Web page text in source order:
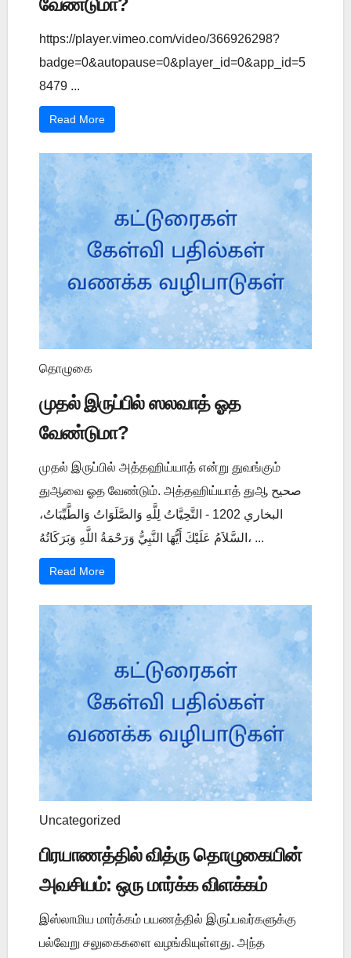
https://player.vimeo.com/video/366926298?
badge=0&autopause=0&player_id=0&app_id=5
8479 ...
Read More
தொழுகை
முதல் இருப்பில் ஸலவாத் ஓத
வேண்டுமா?
முதல் இருப்பில் அத்தஹிய்யாத் என்று துவங்கும்
துஆவை ஓத வேண்டும். அத்தஹிய்யாத் துஆ صحيح
البخاري 1202 - التَّحِيَّاتُ لِلَّهِ وَالصَّلَوَاتُ وَالطَّيِّبَاتُ،
السَّلاَمُ عَلَيْكَ أَيُّهَا النَّبِيُّ وَرَحْمَةُ اللَّهِ وَبَرَكَاتُهُ، ...
Read More
Uncategorized
பிரயாணத்தில் வித்ரு தொழுகையின்
அவசியம்: ஒரு மார்க்க விளக்கம்
இஸ்லாமிய மார்க்கம் பயணத்தில் இருப்பவர்களுக்கு
பல்வேறு சலுகைகளை வழங்கியுள்ளது. அந்த